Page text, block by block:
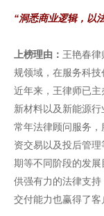
“洞悉商业逻辑，以
上榜理由： 王艳春
规领域，在服务科技
近年来，王律师已主
新材料以及新能源
常年法律顾问服务
资交易以及投后管
期等不同阶段的发
供强有力的法律支
交付能力也赢得了客